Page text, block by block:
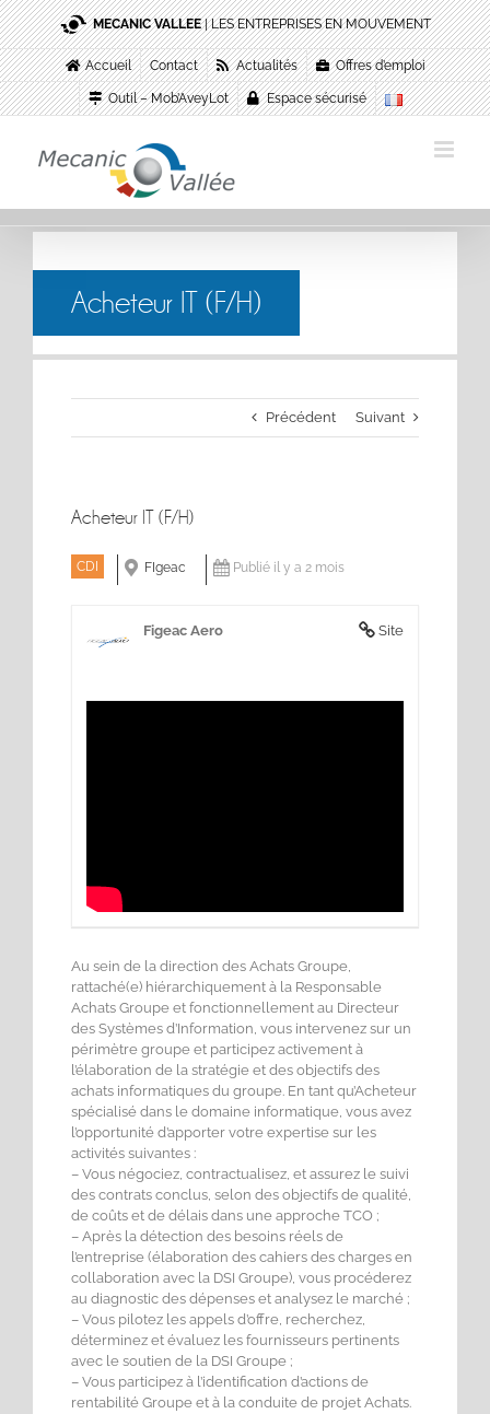
Passer
au
contenu
MECANIC VALLEE| LES ENTREPRISES EN MOUVEMENT
Accueil Contact Actualités Offres d’emploi
Outil – Mob’AveyLot Espace sécurisé
Acheteur IT (F/H)
Précédent Suivant
Acheteur IT (F/H)
CDI FIgeac Publié il y a 2 mois
Site
Figeac Aero
Au sein de la direction des Achats Groupe,
rattaché(e) hiérarchiquement à la Responsable
Achats Groupe et fonctionnellement au Directeur
des Systèmes d’Information, vous intervenez sur un
périmètre groupe et participez activement à
l’élaboration de la stratégie et des objectifs des
achats informatiques du groupe. En tant qu’Acheteur
spécialisé dans le domaine informatique, vous avez
l’opportunité d’apporter votre expertise sur les
activités suivantes :
– Vous négociez, contractualisez, et assurez le suivi
des contrats conclus, selon des objectifs de qualité,
de coûts et de délais dans une approche TCO ;
– Après la détection des besoins réels de
l’entreprise (élaboration des cahiers des charges en
collaboration avec la DSI Groupe), vous procéderez
au diagnostic des dépenses et analysez le marché ;
– Vous pilotez les appels d’offre, recherchez,
déterminez et évaluez les fournisseurs pertinents
avec le soutien de la DSI Groupe ;
– Vous participez à l’identification d’actions de
rentabilité Groupe et à la conduite de projet Achats.